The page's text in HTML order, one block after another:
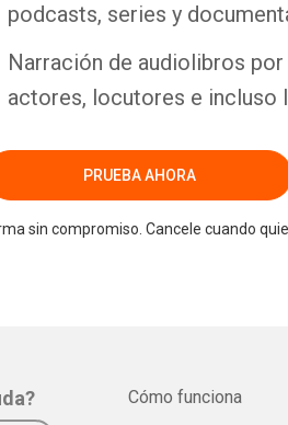
podcasts, series y
Narración de audiolibros
actores, locutores e incluso
PRUEBA AHORA
sin compromiso. Cancele cuando
Cómo funciona